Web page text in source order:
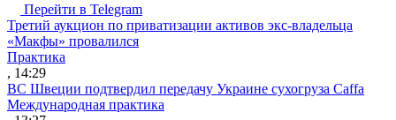
Перейти в Telegram
Третий аукцион по приватизации активов экс-владельца
«Макфы» провалился
Практика
, 14:29
ВС Швеции подтвердил передачу Украине сухогруза Caffa
Международная практика